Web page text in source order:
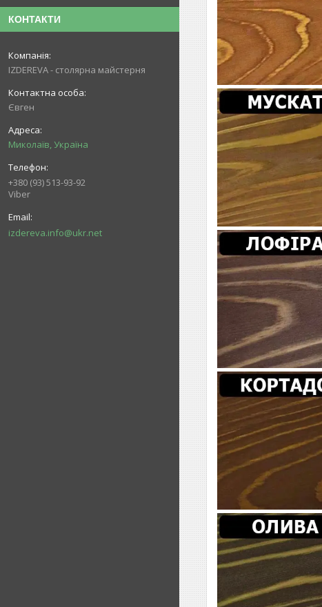
КОНТАКТИ
IZDEREVA - столярна майстерня
Євген
Миколаїв, Україна
+380 (93) 513-93-92
Viber
izdereva.info@ukr.net